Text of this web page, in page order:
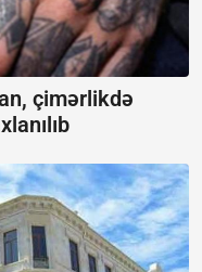
çimərlikdə